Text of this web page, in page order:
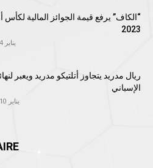
“الكاف” يرفع قيمة الجوائز المالية لكأس
2023
يناير 4, 2024 17:20
ريال مدريد يتجاوز أتلتيكو مدريد ويعبر
الإسباني
يناير 10, 2024 23:53